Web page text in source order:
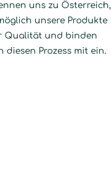
uns zu Österreich,
unsere Produkte
Qualität und binden
diesen Prozess mit ein.